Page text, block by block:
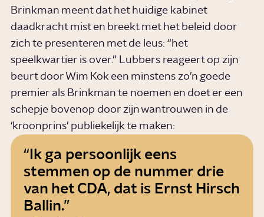
Brinkman meent dat het huidige kabinet
daadkracht mist en breekt met het beleid door
zich te presenteren met de leus: “het
speelkwartier is over.” Lubbers reageert op zijn
beurt door Wim Kok een minstens zo’n goede
premier als Brinkman te noemen en doet er een
schepje bovenop door zijn wantrouwen in de
‘kroonprins’ publiekelijk te maken:
Ik ga persoonlijk eens
stemmen op de nummer drie
van het CDA, dat is Ernst Hirsch
Ballin.